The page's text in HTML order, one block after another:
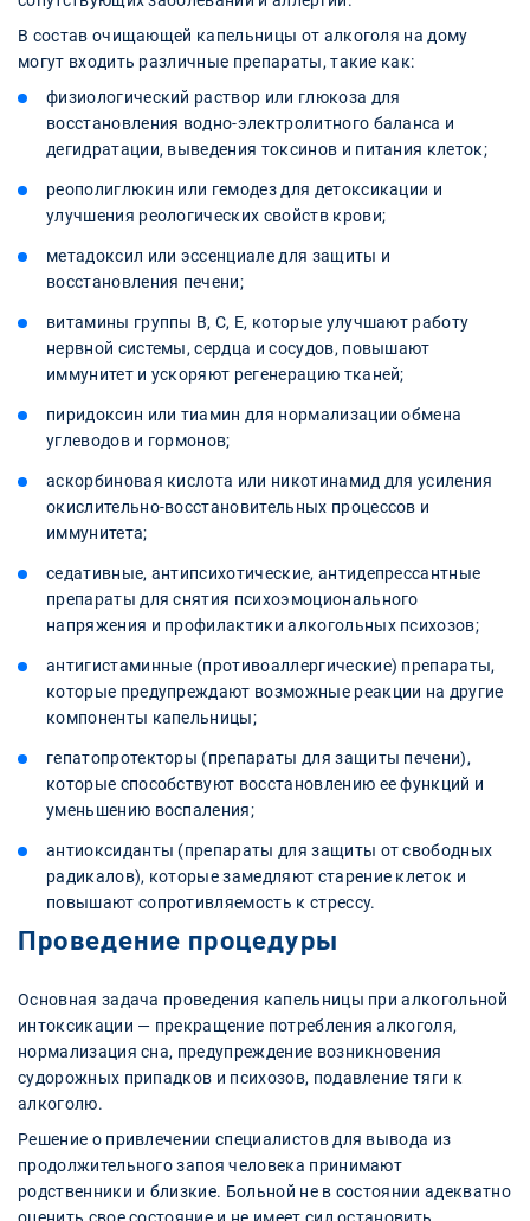
В состав очищающей капельницы от алкоголя на дому
могут входить различные препараты, такие как:
физиологический раствор или глюкоза для
восстановления водно-электролитного баланса и
дегидратации, выведения токсинов и питания клеток;
реополиглюкин или гемодез для детоксикации и
улучшения реологических свойств крови;
метадоксил или эссенциале для защиты и
восстановления печени;
витамины группы B, C, E, которые улучшают работу
нервной системы, сердца и сосудов, повышают
иммунитет и ускоряют регенерацию тканей;
пиридоксин или тиамин для нормализации обмена
углеводов и гормонов;
аскорбиновая кислота или никотинамид для усиления
окислительно-восстановительных процессов и
иммунитета;
седативные, антипсихотические, антидепрессантные
препараты для снятия психоэмоционального
напряжения и профилактики алкогольных психозов;
антигистаминные (противоаллергические) препараты,
которые предупреждают возможные реакции на другие
компоненты капельницы;
гепатопротекторы (препараты для защиты печени),
которые способствуют восстановлению ее функций и
уменьшению воспаления;
антиоксиданты (препараты для защиты от свободных
радикалов), которые замедляют старение клеток и
повышают сопротивляемость к стрессу.
Проведение процедуры
Основная задача проведения капельницы при алкогольной
интоксикации — прекращение потребления алкоголя,
нормализация сна, предупреждение возникновения
судорожных припадков и психозов, подавление тяги к
алкоголю.
Решение о привлечении специалистов для вывода из
продолжительного запоя человека принимают
родственники и близкие. Больной не в состоянии адекватно
оценить свое состояние и не имеет сил остановить